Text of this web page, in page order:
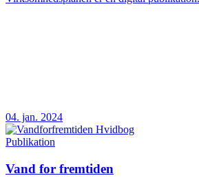
04. jan. 2024
Publikation
Vand for fremtiden